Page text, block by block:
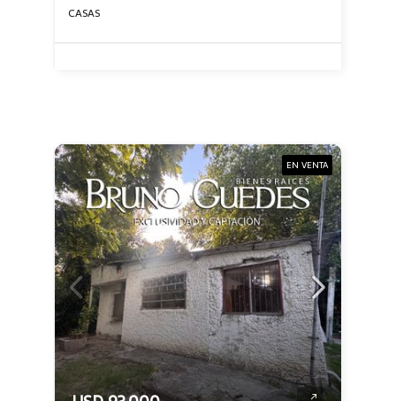
CASAS
EN VENTA